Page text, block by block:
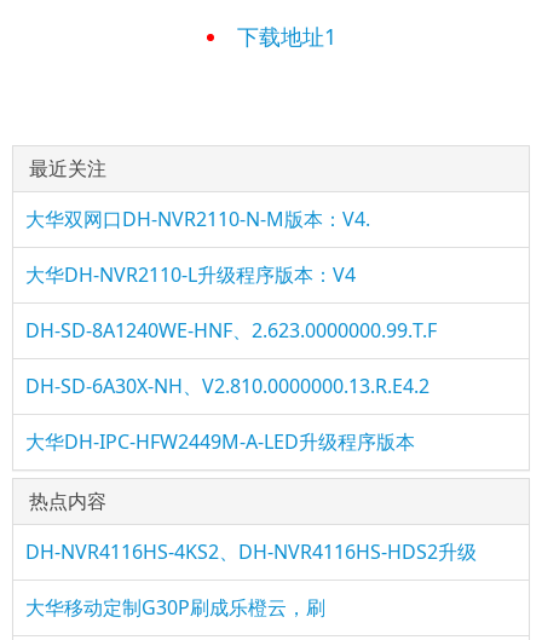
下载地址1
最近关注
大华双网口DH-NVR2110-N-M版本：V4.
大华DH-NVR2110-L升级程序版本：V4
DH-SD-8A1240WE-HNF、2.623.0000000.99.T.F
DH-SD-6A30X-NH、V2.810.0000000.13.R.E4.2
大华DH-IPC-HFW2449M-A-LED升级程序版本
热点内容
DH-NVR4116HS-4KS2、DH-NVR4116HS-HDS2升级
大华移动定制G30P刷成乐橙云，刷